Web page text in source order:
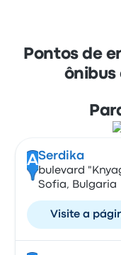
Pontos de
ônibus
ASerdika
bulevard
Sofia, Bulgaria
Visite a